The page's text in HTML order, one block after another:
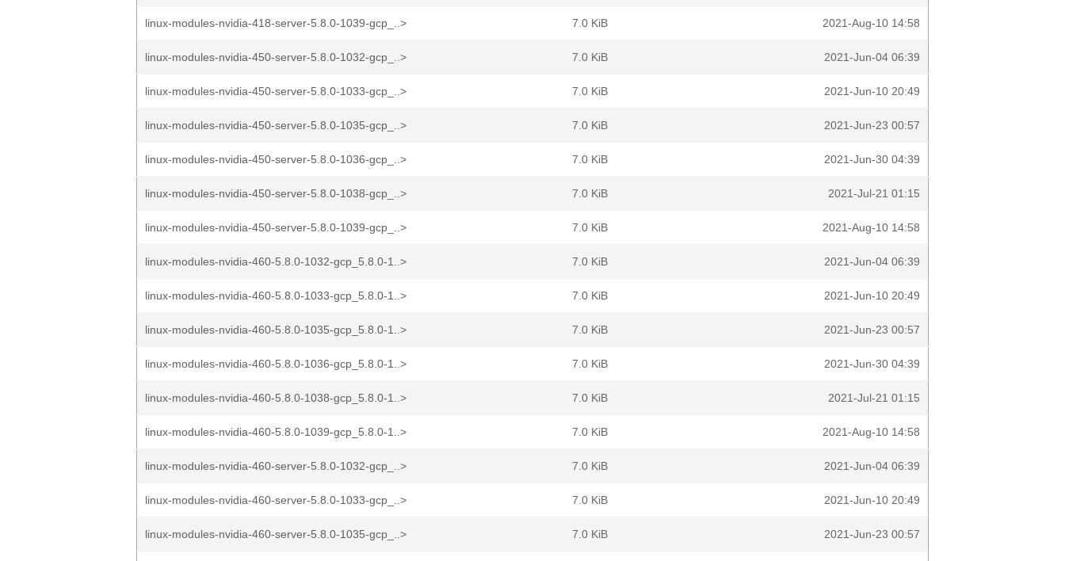
linux-modules-nvidia-418-server-5.8.0-1039-gcp_..> 7.0 KiB 2021-Aug-10 14:58
linux-modules-nvidia-450-server-5.8.0-1032-gcp_..> 7.0 KiB 2021-Jun-04 06:39
linux-modules-nvidia-450-server-5.8.0-1033-gcp_..> 7.0 KiB 2021-Jun-10 20:49
linux-modules-nvidia-450-server-5.8.0-1035-gcp_..> 7.0 KiB 2021-Jun-23 00:57
linux-modules-nvidia-450-server-5.8.0-1036-gcp_..> 7.0 KiB 2021-Jun-30 04:39
linux-modules-nvidia-450-server-5.8.0-1038-gcp_..> 7.0 KiB 2021-Jul-21 01:15
linux-modules-nvidia-450-server-5.8.0-1039-gcp_..> 7.0 KiB 2021-Aug-10 14:58
linux-modules-nvidia-460-5.8.0-1032-gcp_5.8.0-1..> 7.0 KiB 2021-Jun-04 06:39
linux-modules-nvidia-460-5.8.0-1033-gcp_5.8.0-1..> 7.0 KiB 2021-Jun-10 20:49
linux-modules-nvidia-460-5.8.0-1035-gcp_5.8.0-1..> 7.0 KiB 2021-Jun-23 00:57
linux-modules-nvidia-460-5.8.0-1036-gcp_5.8.0-1..> 7.0 KiB 2021-Jun-30 04:39
linux-modules-nvidia-460-5.8.0-1038-gcp_5.8.0-1..> 7.0 KiB 2021-Jul-21 01:15
linux-modules-nvidia-460-5.8.0-1039-gcp_5.8.0-1..> 7.0 KiB 2021-Aug-10 14:58
linux-modules-nvidia-460-server-5.8.0-1032-gcp_..> 7.0 KiB 2021-Jun-04 06:39
linux-modules-nvidia-460-server-5.8.0-1033-gcp_..> 7.0 KiB 2021-Jun-10 20:49
linux-modules-nvidia-460-server-5.8.0-1035-gcp_..> 7.0 KiB 2021-Jun-23 00:57